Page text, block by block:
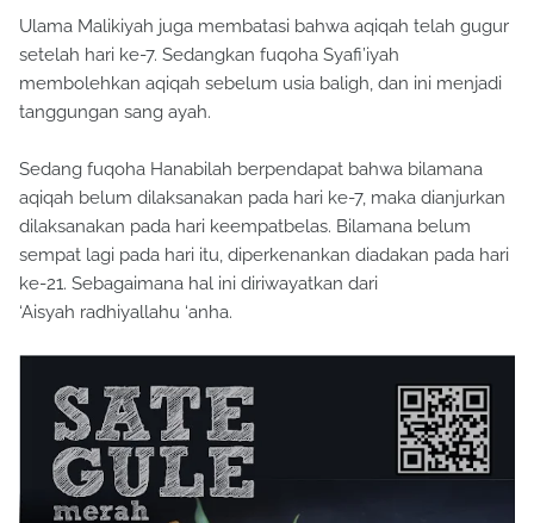
Ulama Malikiyah juga membatasi bahwa aqiqah telah gugur
setelah hari ke-7. Sedangkan fuqoha Syafi’iyah
membolehkan aqiqah sebelum usia baligh, dan ini menjadi
tanggungan sang ayah.
Sedang fuqoha Hanabilah berpendapat bahwa bilamana
aqiqah belum dilaksanakan pada hari ke-7, maka dianjurkan
dilaksanakan pada hari keempatbelas. Bilamana belum
sempat lagi pada hari itu, diperkenankan diadakan pada hari
ke-21. Sebagaimana hal ini diriwayatkan dari
‘Aisyah radhiyallahu ‘anha.